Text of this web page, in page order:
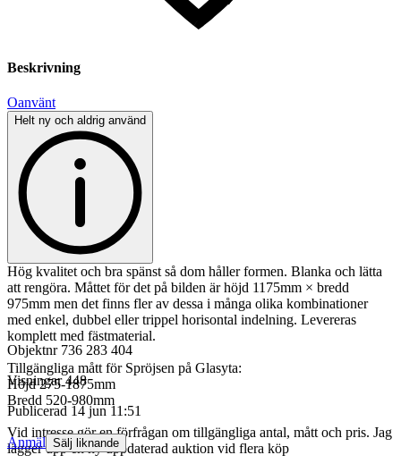
Beskrivning
Oanvänt
Helt ny och aldrig använd
Hög kvalitet och bra spänst så dom håller formen. Blanka och lätta
att rengöra. Måttet för det på bilden är höjd 1175mm × bredd
975mm men det finns fler av dessa i många olika kombinationer
med enkel, dubbel eller trippel horisontal indelning. Levereras
komplett med fästmaterial.
Tillgängliga mått för Spröjsen på Glasyta:
Höjd 275-1875mm
Bredd 520-980mm
Vid intresse gör en förfrågan om tillgängliga antal, mått och pris. Jag
lägger upp en ny uppdaterad auktion vid flera köp
Objektnr 736 283 404
Visningar 448
Publicerad 14 jun 11:51
Anmäl Sälj liknande